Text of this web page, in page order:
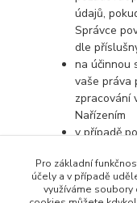
údajů,
Správce
dle
na účinnou
vaše práva
zpracování
Nařízením
v případě
obrátit na
osobních
Pro základní
účely a v případě
využíváme